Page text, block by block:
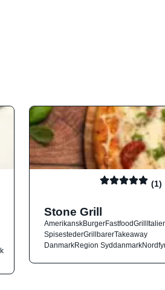
(1)
Stone Grill
AmerikanskBurgerFastfoodGrill
SpisestederGrillbarerTakeaway
DanmarkRegion Syddanmark